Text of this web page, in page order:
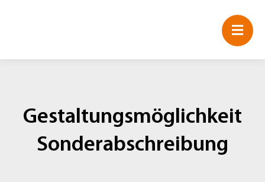
Gestaltungsmöglichkeit
Sonderabschreibung